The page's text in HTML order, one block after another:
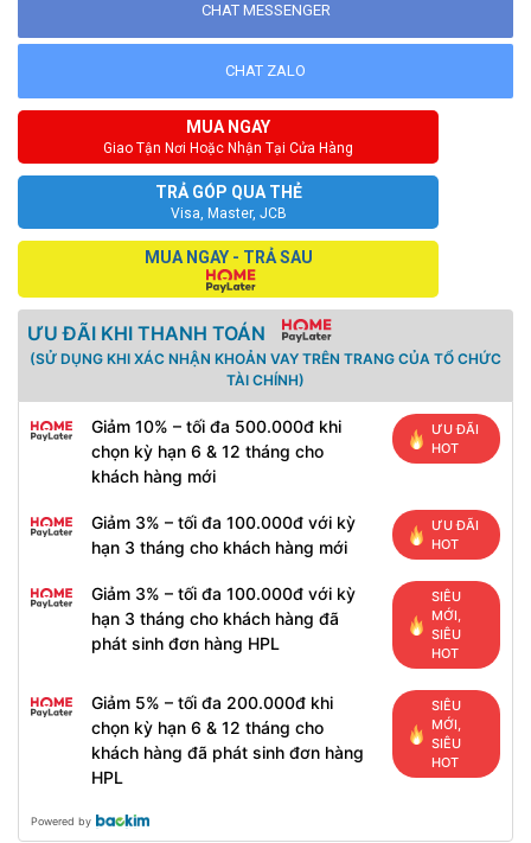
CHAT MESSENGER
CHAT ZALO
MUA NGAY
Giao Tận Nơi Hoặc Nhận Tại Cửa Hàng
TRẢ GÓP QUA THẺ
Visa, Master, JCB
MUA NGAY - TRẢ SAU
ƯU ĐÃI KHI THANH TOÁN
(SỬ DỤNG KHI XÁC NHẬN KHOẢN VAY TRÊN TRANG CỦA TỔ CHỨC
TÀI CHÍNH)
Giảm 10% – tối đa 500.000đ khi
chọn kỳ hạn 6 & 12 tháng cho
khách hàng mới
ƯU ĐÃI
HOT
Giảm 3% – tối đa 100.000đ với kỳ
hạn 3 tháng cho khách hàng mới
ƯU ĐÃI
HOT
Giảm 3% – tối đa 100.000đ với kỳ
hạn 3 tháng cho khách hàng đã
phát sinh đơn hàng HPL
SIÊU
MỚI,
SIÊU
HOT
Giảm 5% – tối đa 200.000đ khi
chọn kỳ hạn 6 & 12 tháng cho
khách hàng đã phát sinh đơn hàng
HPL
SIÊU
MỚI,
SIÊU
HOT
Powered by